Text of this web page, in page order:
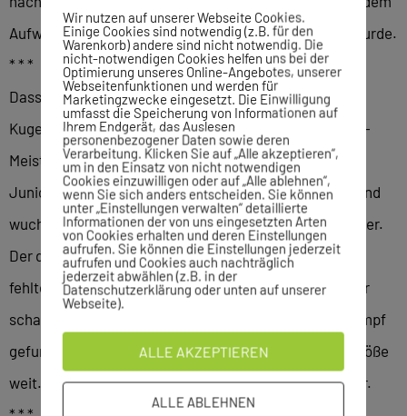
Aufwärmen wieder zurück auf die Tribüne geschickt wurde.
* * *
Dasselbe Schicksal widerfuhr Simon Bayer. Der
Kugelstoßer nahm an seinen ersten deutschen Freiluft-
Meisterschaften der Aktiven teil und gehört noch der
Juniorenklasse an. Bayer zeigte eine solide Leistung und
wuchtete seine Kugel im zweiten Versuch auf 17,88 Meter.
Der dritte Versuch war ein ungültiger, acht Zentimeter
fehlten zum Einzug ins Finale der besten Acht. „Das war
schade heute. Ich habe gar nicht richtig in den Wettkampf
gefunden. Und bei mir sind meistens erst die letzten Stöße
weit. Das hätte ich gerne im Finale gezeigt“, sagt Bayer.
Wir nutzen auf unserer Webseite Cookies.
Einige Cookies sind notwendig (z.B. für den
Warenkorb) andere sind nicht notwendig. Die
nicht-notwendigen Cookies helfen uns bei der
Optimierung unseres Online-Angebotes, unserer
Webseitenfunktionen und werden für
Marketingzwecke eingesetzt. Die Einwilligung
umfasst die Speicherung von Informationen auf
Ihrem Endgerät, das Auslesen
personenbezogener Daten sowie deren
Verarbeitung. Klicken Sie auf „Alle akzeptieren“,
um in den Einsatz von nicht notwendigen
Cookies einzuwilligen oder auf „Alle ablehnen“,
wenn Sie sich anders entscheiden. Sie können
unter „Einstellungen verwalten“ detaillierte
Informationen der von uns eingesetzten Arten
von Cookies erhalten und deren Einstellungen
aufrufen. Sie können die Einstellungen jederzeit
aufrufen und Cookies auch nachträglich
jederzeit abwählen (z.B. in der
Datenschutzerklärung oder unten auf unserer
Webseite).
ALLE AKZEPTIEREN
ALLE ABLEHNEN